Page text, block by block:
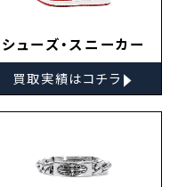
シューズ・スニーカー
買取実績はコチラ ▸